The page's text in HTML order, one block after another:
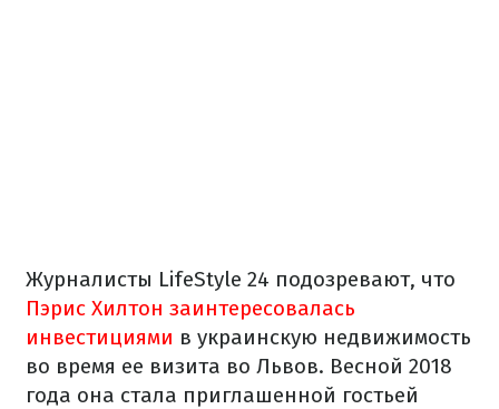
Журналисты LifeStyle 24 подозревают, что
Пэрис Хилтон заинтересовалась
инвестициями в украинскую недвижимость
во время ее визита во Львов. Весной 2018
года она стала приглашенной гостьей